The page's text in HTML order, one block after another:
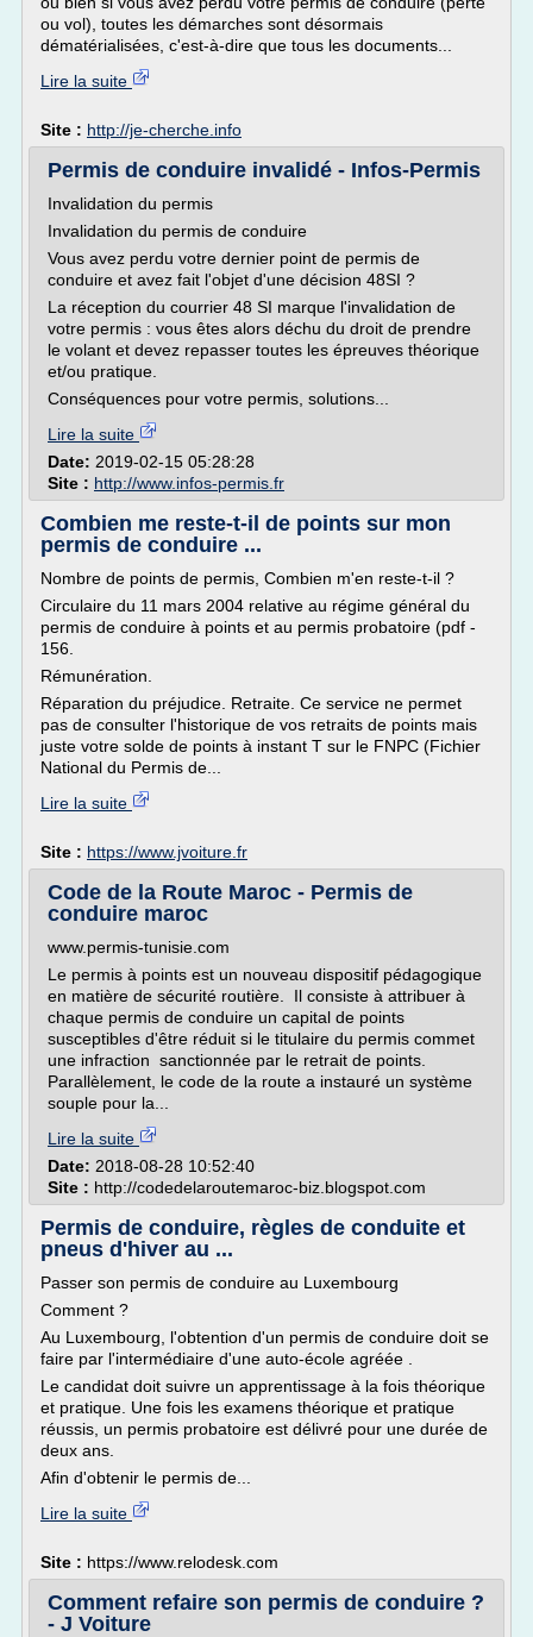
ou vol), toutes les démarches sont désormais
dématérialisées, c'est-à-dire que tous les documents...
Lire la suite
Site : http://je-cherche.info
Permis de conduire invalidé - Infos-Permis
Invalidation du permis
Invalidation du permis de conduire
Vous avez perdu votre dernier point de permis de
conduire et avez fait l'objet d'une décision 48SI ?
La réception du courrier 48 SI marque l'invalidation de
votre permis : vous êtes alors déchu du droit de prendre
le volant et devez repasser toutes les épreuves théorique
et/ou pratique.
Conséquences pour votre permis, solutions...
Lire la suite
Date: 2019-02-15 05:28:28
Site : http://www.infos-permis.fr
Combien me reste-t-il de points sur mon
permis de conduire ...
Nombre de points de permis, Combien m'en reste-t-il ?
Circulaire du 11 mars 2004 relative au régime général du
permis de conduire à points et au permis probatoire (pdf -
156.
Rémunération.
Réparation du préjudice. Retraite. Ce service ne permet
pas de consulter l'historique de vos retraits de points mais
juste votre solde de points à instant T sur le FNPC (Fichier
National du Permis de...
Lire la suite
Site : https://www.jvoiture.fr
Code de la Route Maroc - Permis de
conduire maroc
www.permis-tunisie.com
Le permis à points est un nouveau dispositif pédagogique
en matière de sécurité routière. Il consiste à attribuer à
chaque permis de conduire un capital de points
susceptibles d'être réduit si le titulaire du permis commet
une infraction sanctionnée par le retrait de points.
Parallèlement, le code de la route a instauré un système
souple pour la...
Lire la suite
Date: 2018-08-28 10:52:40
Site : http://codedelaroutemaroc-biz.blogspot.com
Permis de conduire, règles de conduite et
pneus d'hiver au ...
Passer son permis de conduire au Luxembourg
Comment ?
Au Luxembourg, l'obtention d'un permis de conduire doit se
faire par l'intermédiaire d'une auto-école agréée .
Le candidat doit suivre un apprentissage à la fois théorique
et pratique. Une fois les examens théorique et pratique
réussis, un permis probatoire est délivré pour une durée de
deux ans.
Afin d'obtenir le permis de...
Lire la suite
Site : https://www.relodesk.com
Comment refaire son permis de conduire ?
- J Voiture